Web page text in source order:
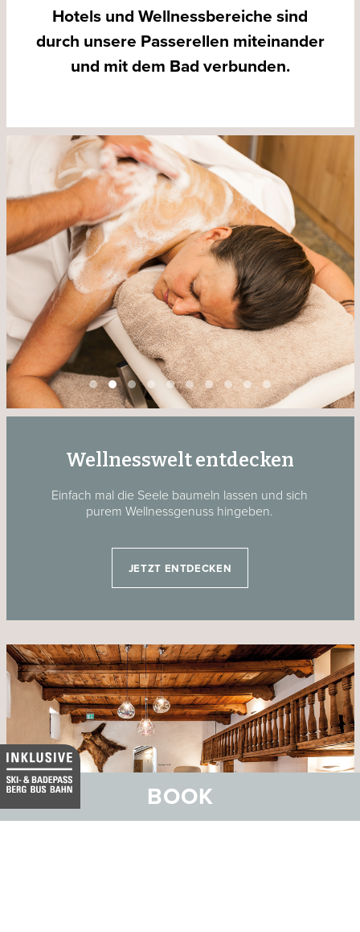
BOOK
Hotels und Wellnessbereiche sind
durch unsere Passerellen miteinander
und mit dem Bad verbunden.
Wellnesswelt entdecken
Einfach mal die Seele baumeln lassen und sich
purem Wellnessgenuss hingeben.
JETZT ENTDECKEN